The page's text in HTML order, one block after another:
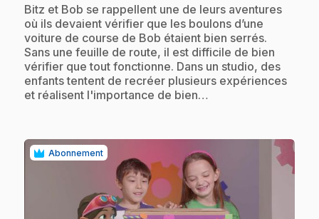
.Bitz et Bob se rappellent une de leurs aventures
où ils devaient vérifier que les boulons d’une
voiture de course de Bob étaient bien serrés.
Sans une feuille de route, il est difficile de bien
vérifier que tout fonctionne. Dans un studio, des
enfants tentent de recréer plusieurs expériences
et réalisent l'importance de bien…
Abonnement